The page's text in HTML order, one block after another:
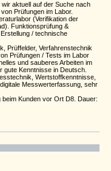
aktuell auf der Suche nach
Prüfungen im Labor.
(Verifikation der
Funktionsprüfung &
/ technische
Prüffelder, Verfahrenstechnik
Prüfungen / Tests im Labor
und sauberes Arbeiten im
gute Kenntnisse in Deutsch.
Wertstoffkenntnisse,
Messwerterfassung, sehr
Kunden vor Ort D8. Dauer: